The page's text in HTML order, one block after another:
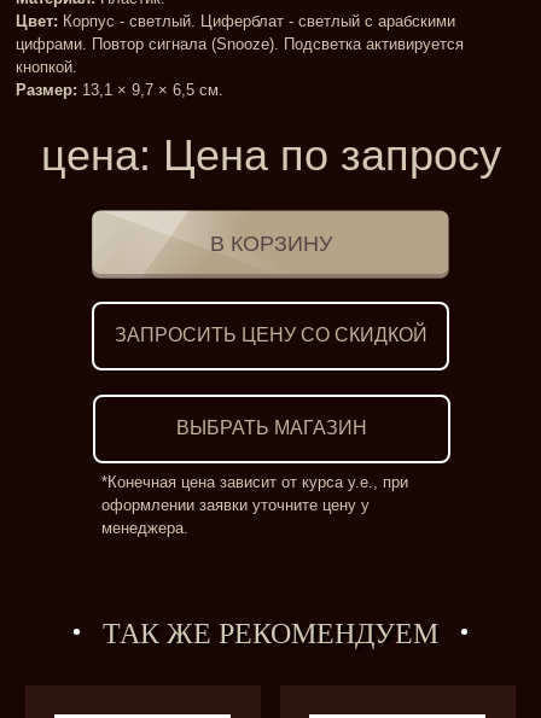
Цвет: Корпус - светлый. Циферблат - светлый с арабскими
цифрами. Повтор сигнала (Snooze). Подсветка активируется
кнопкой.
Размер: 13,1 × 9,7 × 6,5 см.
цена: Цена по запросу
ЗАПРОСИТЬ ЦЕНУ СО СКИДКОЙ
ВЫБРАТЬ МАГАЗИН
*Конечная цена зависит от курса у.е., при
оформлении заявки уточните цену у
менеджера.
ТАК ЖЕ РЕКОМЕНДУЕМ